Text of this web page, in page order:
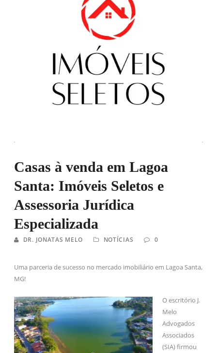
Casas à venda em Lagoa
Santa: Imóveis Seletos e
Assessoria Jurídica
Especializada
DR. JONATAS MELO NOTÍCIAS 0
Uma parceria de sucesso no mercado imobiliário em Lagoa Santa,
MG!
O escritório J.
Melo
Advogados
Associados
(SIA) firmou